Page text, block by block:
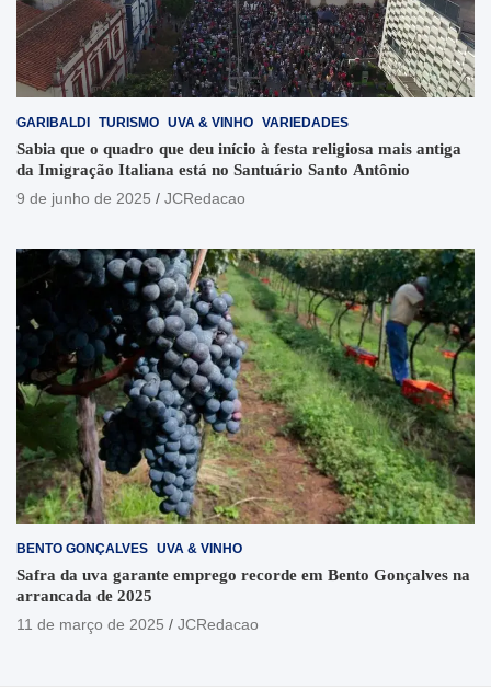
GARIBALDI TURISMO UVA & VINHO VARIEDADES
Sabia que o quadro que deu início à festa religiosa mais antiga
da Imigração Italiana está no Santuário Santo Antônio
9 de junho de 2025
JCRedacao
BENTO GONÇALVES UVA & VINHO
Safra da uva garante emprego recorde em Bento Gonçalves na
arrancada de 2025
11 de março de 2025
JCRedacao